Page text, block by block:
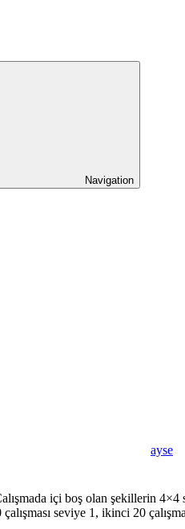
Navigation
ayse
içi boş olan şekillerin
seviye 1, ikinci 20